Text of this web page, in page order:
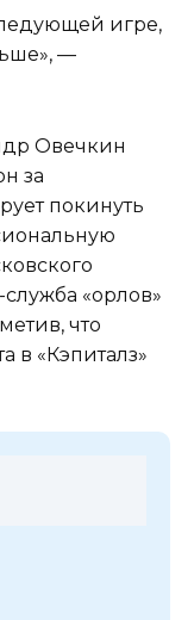
игре,
—
Овечкин
за
покинуть
«орлов»
что
в «Кэпиталз»